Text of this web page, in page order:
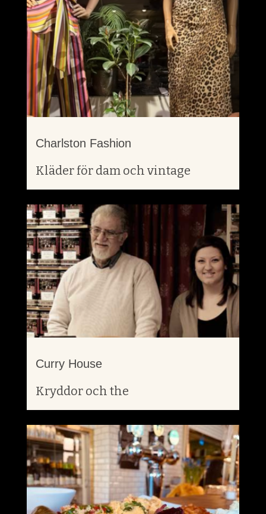
Charlston Fashion
Kläder för dam och vintage
Curry House
Kryddor och the